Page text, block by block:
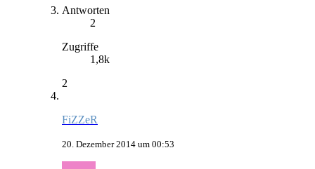
Antworten
2
Zugriffe
1,8k
2
FiZZeR
20. Dezember 2014 um 00:53